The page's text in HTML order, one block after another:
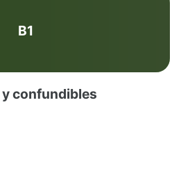
B1
confundibles